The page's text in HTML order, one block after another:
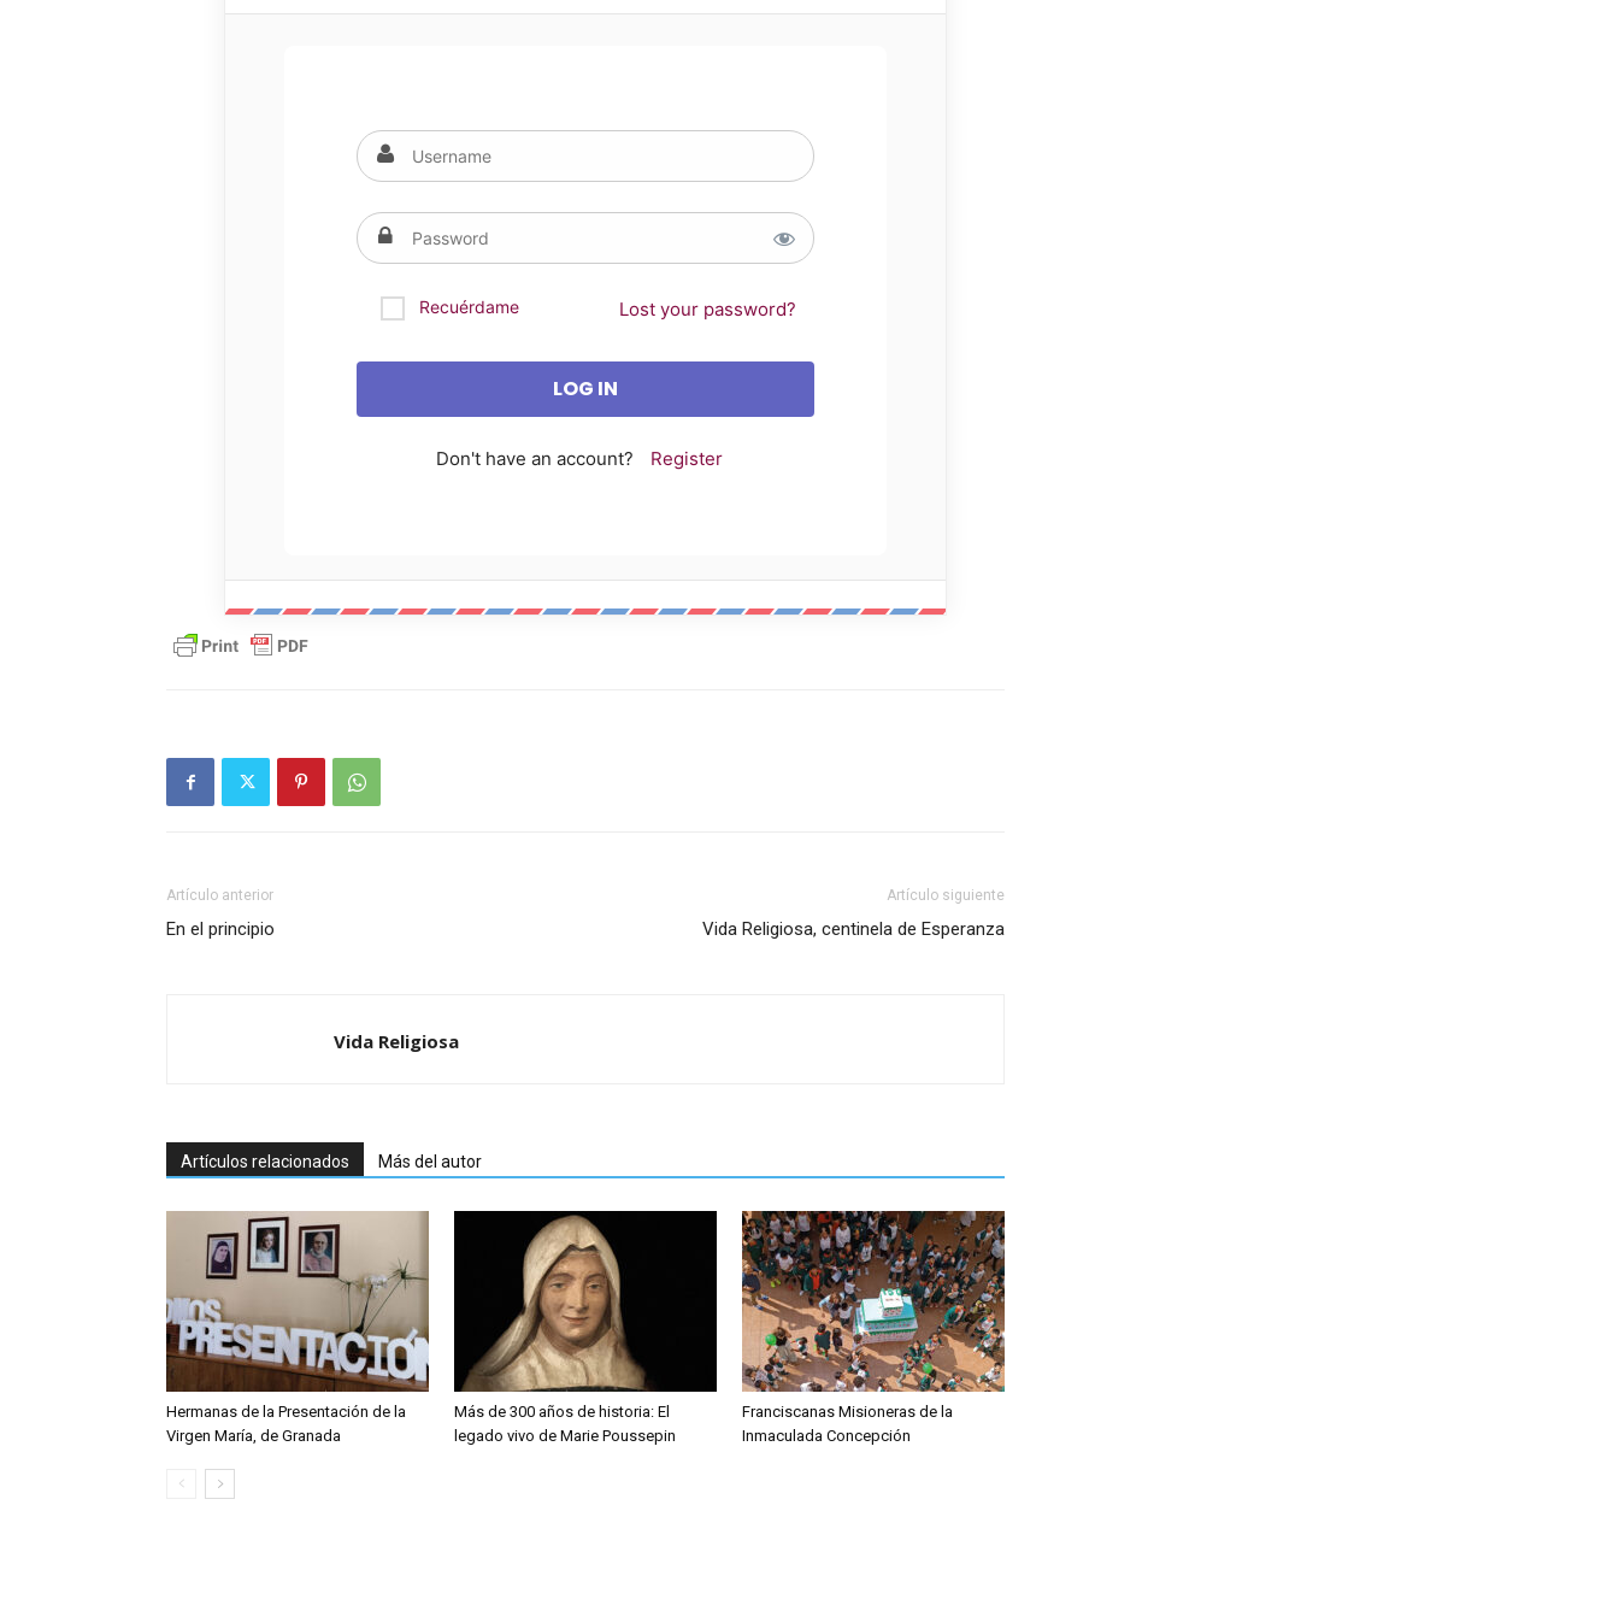
Recuérdame Lost your password?
Don't have an account? Register
Artículo anterior
En el principio
Artículo siguiente
Vida Religiosa, centinela de Esperanza
Vida Religiosa
Artículos relacionados Más del autor
Hermanas de la Presentación de la
Virgen María, de Granada
Más de 300 años de historia: El
legado vivo de Marie Poussepin
Franciscanas Misioneras de la
Inmaculada Concepción